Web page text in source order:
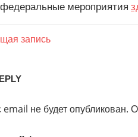
мероприятия
запись
не будет опубликован.